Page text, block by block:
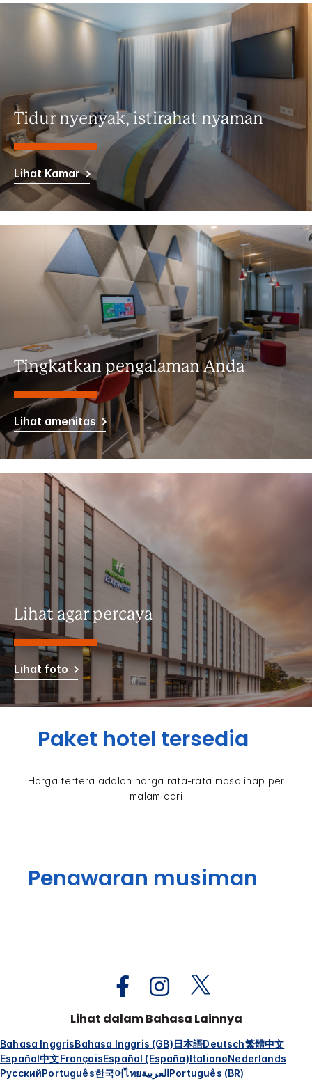
Tidur nyenyak, istirahat nyaman
Lihat Kamar
Tingkatkan pengalaman Anda
Lihat amenitas
Lihat agar percaya
Lihat foto
Paket hotel tersedia
Harga tertera adalah harga rata-rata masa inap per
malam dari
Penawaran musiman
Lihat dalam Bahasa Lainnya
Bahasa InggrisBahasa Inggris (GB)日本語Deutsch繁體中文
Español中文FrançaisEspañol (España)ItalianoNederlands
РусскийPortuguês한국어ไทยالعربيةPortuguês (BR)